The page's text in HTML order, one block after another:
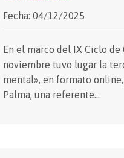
Fecha: 04/12/2025
En el marco del IX Ciclo
noviembre tuvo lugar la
mental», en formato
Palma, una referente…